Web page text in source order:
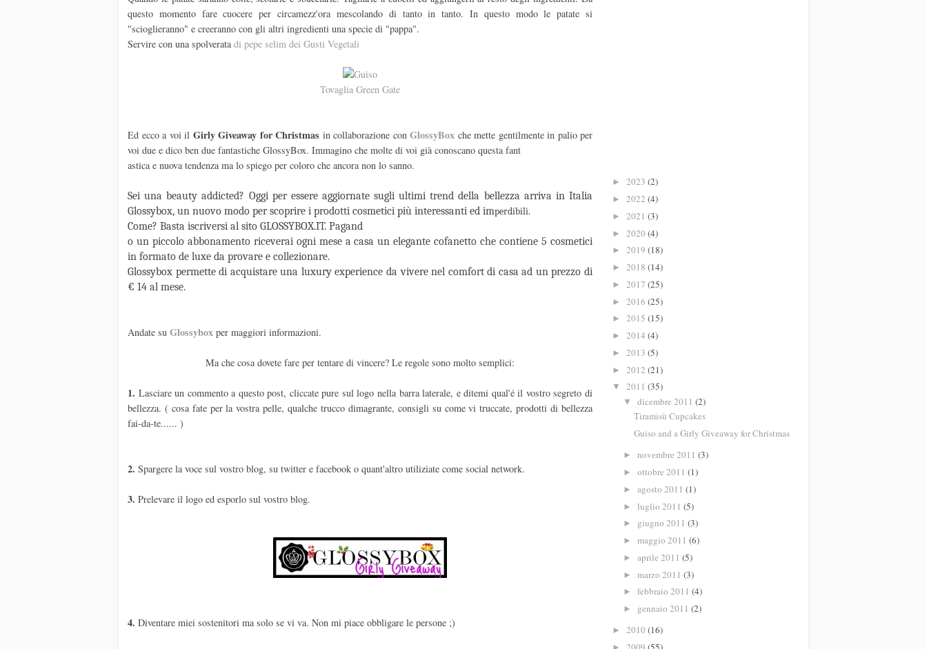
questo momento fare cuocere per circamezz'ora mescolando di tanto in tanto. In questo modo le patate si
"scioglieranno" e creeranno con gli altri ingredienti una specie di "pappa".
Servire con una spolveratadi pepe selim dei Gusti Vegetali
Tovaglia Green Gate
Ed ecco a voi il Girly Giveaway for Christmas in collaborazione con GlossyBox che mette gentilmente in palio per
voi due e dico ben due fantastiche GlossyBox. Immagino che molte di voi già conoscano questa fant
astica e nuova tendenza ma lo spiego per coloro che ancora non lo sanno.
Sei una beauty addicted? Oggi per essere aggiornate sugli ultimi trend della bellezza arriva in Italia
Glossybox, un nuovo modo per scoprire i prodotti cosmetici più interessanti ed imperdibili.
Come? Basta iscriversi al sito GLOSSYBOX.IT. Pagand
o un piccolo abbonamento riceverai ogni mese a casa un elegante cofanetto che contiene 5 cosmetici
in formato de luxe da provare e collezionare.
Glossybox permette di acquistare una luxury experience da vivere nel comfort di casa ad un prezzo di
€ 14 al mese.
Andate su Glossybox per maggiori informazioni.
Ma che cosa dovete fare per tentare di vincere? Le regole sono molto semplici:
1. Lasciare un commento a questo post, cliccate pure sul logo nella barra laterale, e ditemi qual'é il vostro segreto di
bellezza. ( cosa fate per la vostra pelle, qualche trucco dimagrante, consigli su come vi truccate, prodotti di bellezza
fai-da-te...... )
2. Spargere la voce sul vostro blog, su twitter e facebook o quant'altro utiliziate come social network.
3. Prelevare il logo ed esporlo sul vostro blog.
4. Diventare miei sostenitori ma solo se vi va. Non mi piace obbligare le persone ;)
► 2023 (2)
► 2022 (4)
► 2021 (3)
► 2020 (4)
► 2019 (18)
► 2018 (14)
► 2017 (25)
► 2016 (25)
► 2015 (15)
► 2014 (4)
► 2013 (5)
► 2012 (21)
▼ 2011 (35)
▼ dicembre 2011 (2)
Tiramisù Cupcakes
Guiso and a Girly Giveaway for Christmas
► novembre 2011 (3)
► ottobre 2011 (1)
► agosto 2011 (1)
► luglio 2011 (5)
► giugno 2011 (3)
► maggio 2011 (6)
► aprile 2011 (5)
► marzo 2011 (3)
► febbraio 2011 (4)
► gennaio 2011 (2)
► 2010 (16)